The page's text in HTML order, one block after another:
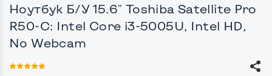
Ноутбук Б/У 15.6" Toshiba Satellite Pro
R50-C: Intel Core i3-5005U, Intel HD,
No Webcam